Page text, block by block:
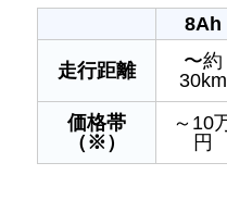
8Ah
走行距離
〜約
30km
価格帯
（※）
～10
円